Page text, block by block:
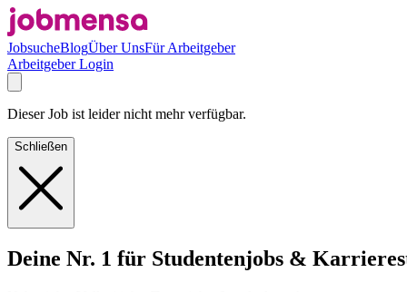
JobsucheBlogÜber UnsFür Arbeitgeber
Arbeitgeber Login
Dieser Job ist leider nicht mehr verfügbar.
Schließen
Deine Nr. 1 für Studentenjobs &